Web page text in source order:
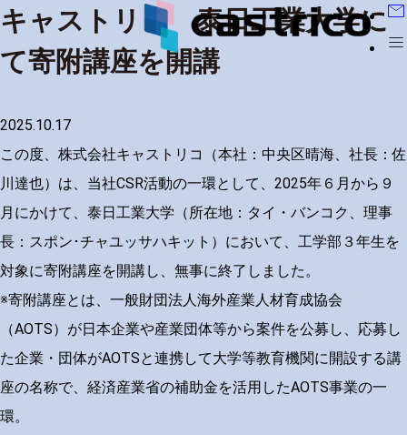
mail
menu
キャストリコ 泰日工業大学に
て寄附講座を開講
2025.10.17
この度、株式会社キャストリコ（本社：中央区晴海、社長：佐
川達也）は、当社CSR活動の一環として、2025年６月から９
月にかけて、泰日工業大学（所在地：タイ・バンコク、理事
長：スポン･チャユッサハキット）において、工学部３年生を
対象に寄附講座を開講し、無事に終了しました。
※寄附講座とは、一般財団法人海外産業人材育成協会
（AOTS）が日本企業や産業団体等から案件を公募し、応募し
た企業・団体がAOTSと連携して大学等教育機関に開設する講
座の名称で、経済産業省の補助金を活用したAOTS事業の一
環。